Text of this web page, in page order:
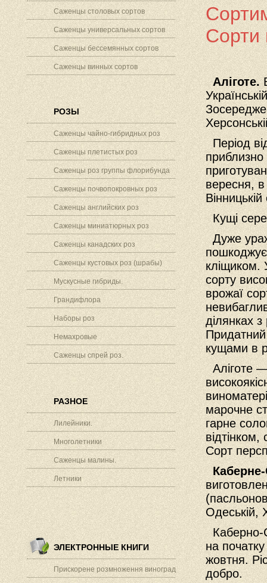
Саженцы столовых сортов
Саженцы универсальных сортов
Саженцы бессемянных сортов
Саженцы винных сортов
РОЗЫ
Саженцы чайно-гибридных роз
Саженцы плетистых роз
Саженцы роз группы флорибунда
Саженцы почвопокровных роз
Саженцы английских роз
Саженцы миниатюрных роз
Саженцы канадских роз
Саженцы кустовых роз (шрабы)
Мускусные гибриды.
Грандифлора
Наборы роз
Немахровые
Саженцы спрей роз.
РАЗНОЕ
Лилейники.
Многолетники
Саженцы малины.
Летники
ЭЛЕКТРОННЫЕ КНИГИ
Прискорене розмноження винограду.
Сорти
Аліготе.
Період
вересня,
Кущі
Дуже
кліщиком.
сорту
врожаї
ділянках
кущами в
Аліготе —
марочне
гарне
Сорт
Каберне-
Одеській,
Каберно-
на
жовтня.
добро.